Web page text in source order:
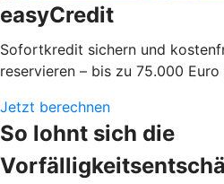
easyCredit
Sofortkredit sichern und
reservieren – bis zu 75.000
Jetzt berechnen
So lohnt sich die